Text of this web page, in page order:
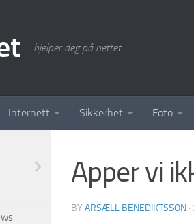
hjelper deg på nettet
Internett Sikkerhet Foto
Apper vi
BY ARSÆLL BENEDIKTSSON ·